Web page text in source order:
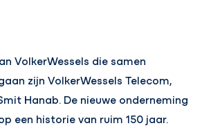
VolkerWessels die samen
zijn VolkerWessels Telecom,
Hanab. De nieuwe onderneming
een historie van ruim 150 jaar.